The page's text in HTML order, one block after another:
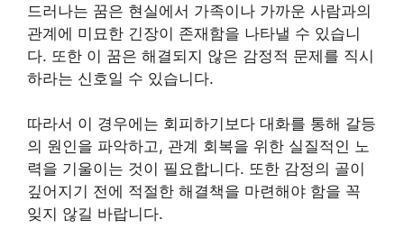
드러나는 꿈은 현실에서 가족이나 가까운 사람과의
관계에 미묘한 긴장이 존재함을 나타낼 수 있습니
다. 또한 이 꿈은 해결되지 않은 감정적 문제를 직시
하라는 신호일 수 있습니다.
따라서 이 경우에는 회피하기보다 대화를 통해 갈등
의 원인을 파악하고, 관계 회복을 위한 실질적인 노
력을 기울이는 것이 필요합니다. 또한 감정의 골이
깊어지기 전에 적절한 해결책을 마련해야 함을 꼭
잊지 않길 바랍니다.